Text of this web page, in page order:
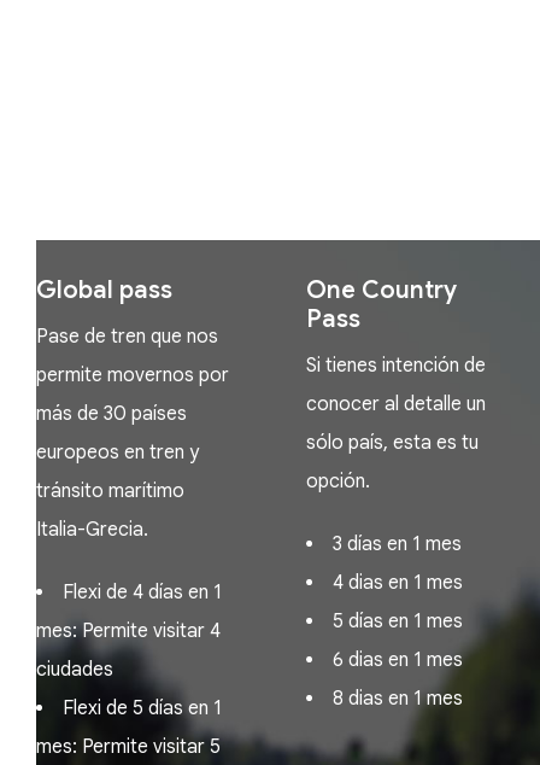
Global pass
Pase de tren que nos
permite movernos por
más de 30 países
europeos en tren y
tránsito marítimo
Italia-Grecia.
Flexi de 4 días en 1
mes: Permite visitar 4
ciudades
Flexi de 5 días en 1
mes: Permite visitar 5
One Country
Pass
Si tienes intención de
conocer al detalle un
sólo país, esta es tu
opción.
3 días en 1 mes
4 dias en 1 mes
5 días en 1 mes
6 dias en 1 mes
8 dias en 1 mes